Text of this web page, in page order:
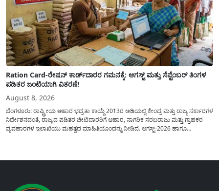
Ration Card-ರೇಷನ್ ಕಾರ್ಡ್‍ದಾರರ ಗಮನಕ್ಕೆ: ಆಗಸ್ಟ್ ಮತ್ತು ಸೆಪ್ಟೆಂಬರ್ ತಿಂಗಳ
ಪಡಿತರ ಜಂಟಿಯಾಗಿ ವಿತರಣೆ!
August 8, 2026
ಬೆಂಗಳೂರು: ರಾಷ್ಟ್ರೀಯ ಆಹಾರ ಭದ್ರತಾ ಕಾಯ್ದೆ 2013ರ ಅಡಿಯಲ್ಲಿ ಕೇಂದ್ರ ಮತ್ತು ರಾಜ್ಯ ಸರ್ಕಾರಗಳ
ನಿರ್ದೇಶನದಂತೆ, ರಾಜ್ಯದ ಪಡಿತರ ಚೀಟಿದಾರರಿಗೆ ಆಹಾರ, ನಾಗರಿಕ ಸರಬರಾಜು ಮತ್ತು ಗ್ರಾಹಕರ
ವ್ಯವಹಾರಗಳ ಇಲಾಖೆಯು ಮಹತ್ವದ ಮಾಹಿತಿಯೊಂದನ್ನು ನೀಡಿದೆ. ಆಗಸ್ಟ್-2026 ಹಾಗೂ